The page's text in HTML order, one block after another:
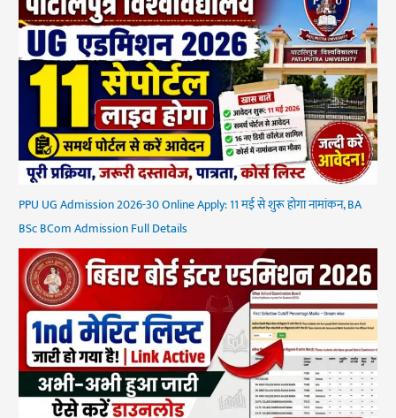
PPU UG Admission 2026-30 Online Apply: 11 मई से शुरू होगा नामांकन, BA
BSc BCom Admission Full Details